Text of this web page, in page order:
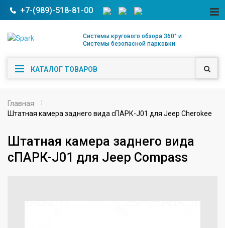
+7-(989)-518-81-00
Системы кругового обзора 360° и
Системы безопасной парковки
КАТАЛОГ ТОВАРОВ
Главная
Штатная камера заднего вида сПАРК-J01 для Jeep Cherokee
Штатная камера заднего вида
сПАРК-J01 для Jeep Compass